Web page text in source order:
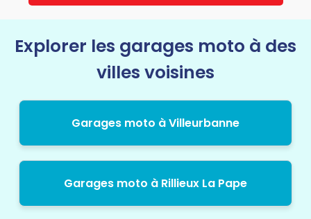
Explorer les garages moto à des
villes voisines
Garages moto à Villeurbanne
Garages moto à Rillieux La Pape